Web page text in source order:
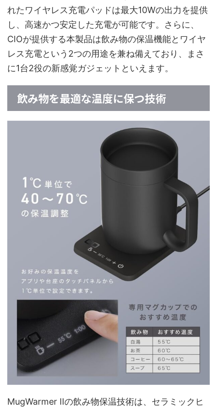
れたワイヤレス充電パッドは最大10Wの出力を提供
し、高速かつ安定した充電が可能です。さらに、
CIOが提供する本製品は飲み物の保温機能とワイヤ
レス充電という2つの用途を兼ね備えており、まさ
に1台2役の新感覚ガジェットといえます。
飲み物を最適な温度に保つ技術
MugWarmer IIの飲み物保温技術は、セラミックヒ